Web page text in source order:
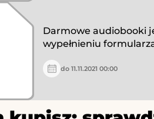
Darmowe audiobooki
wypełnieniu
do 11.11.2021 00:00